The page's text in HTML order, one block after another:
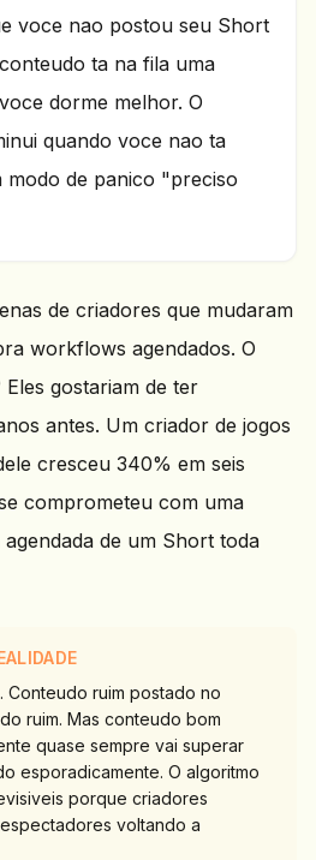
voce nao postou seu Short
ta na fila uma
dorme melhor. O
quando voce nao ta
modo de panico "preciso
de criadores que mudaram
workflows agendados. O
gostariam de ter
antes. Um criador de jogos
cresceu 340% em seis
comprometeu com uma
de um Short toda
Conteudo ruim postado no
ruim. Mas conteudo bom
quase sempre vai superar
esporadicamente. O algoritmo
porque criadores
voltando a